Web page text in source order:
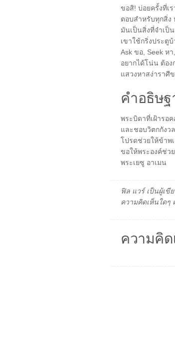
ขอสิ! บ่อยครั้งที่เ
ตอบสำหรับทุกสิ่ง
มันเป็นสิ่งที่จำเป็
เขาใช้กริ่งประตู
Ask ขอ, Seek ห
อยากได้โน่น ต้อง
แสวงหาสง่าราศี
คำอธิษ
พระบิดาที่เฝ้ารอ
และชอบวิตกกังว
โปรดช่วยให้ข้าพ
ขอให้พระองค์ช่ว
พระเยซู อาเมน
ฟิล แวร์ เป็นผู้เขี
ความคิดเห็นใด
ความคิ